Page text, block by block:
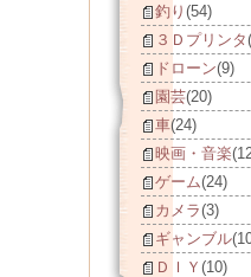
釣り (54)
３Ｄプリンタ
ドローン(9)
園芸(20)
車(24)
映画・音楽
ゲーム(24)
カメラ(3)
ギャンブル
ＤＩＹ (10)